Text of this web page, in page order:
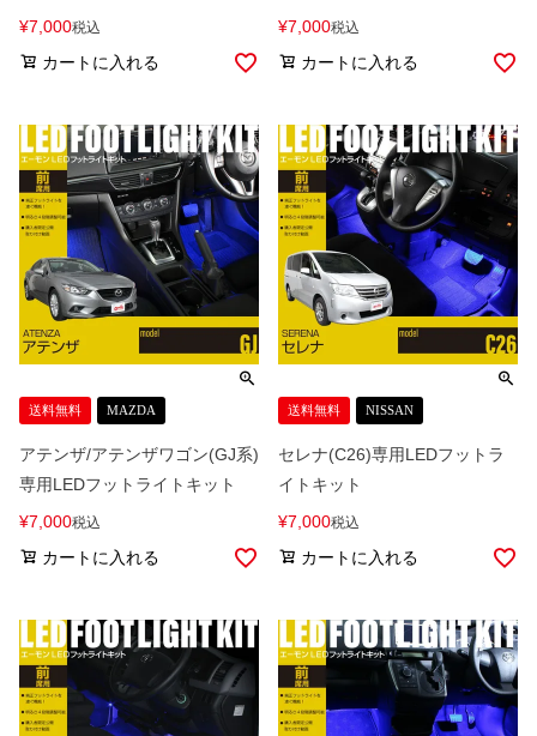
¥7,000税込
カートに入れる
¥7,000税込
カートに入れる
送料無料 MAZDA
アテンザ/アテンザワゴン(GJ系)
専用LEDフットライトキット
¥7,000税込
カートに入れる
送料無料 NISSAN
セレナ(C26)専用LEDフットラ
イトキット
¥7,000税込
カートに入れる